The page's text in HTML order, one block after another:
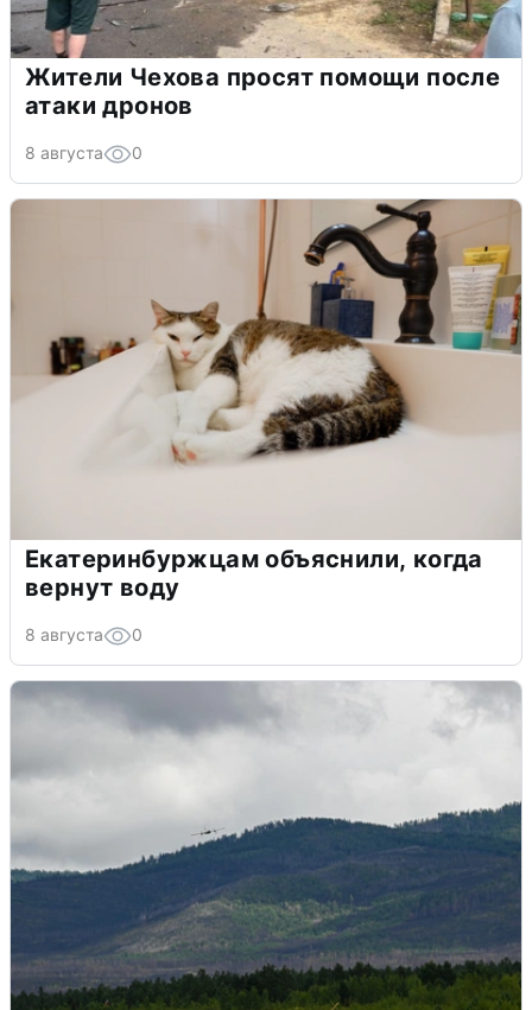
Жители Чехова просят помощи после
атаки дронов
8 августа 0
Екатеринбуржцам объяснили, когда
вернут воду
8 августа 0